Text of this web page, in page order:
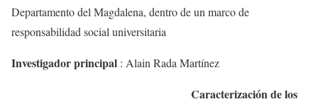
Departamento del Magdalena, dentro de un marco de
responsabilidad social universitaria
Investigador principal : Alain Rada Martínez
Caracterización de los